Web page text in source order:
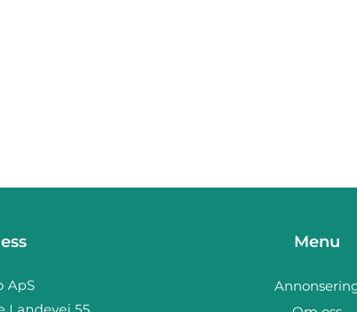
Menu